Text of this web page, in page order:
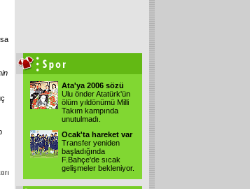
Ata'ya 2006 sözü
Ulu önder Atatürk'ün
ölüm yıldönümü Milli
Takım kampında
unutulmadı.
Ocak'ta hareket var
Transfer yeniden
başladığında
F.Bahçe'de sıcak
gelişmeler bekleniyor.